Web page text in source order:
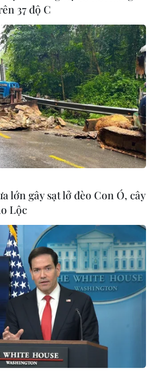
hóa Việt Nam
đã xuất hiện từ năm 1997 tại một số
Bình, Lào Cai, Quảng Nam... Sau
du lịch cộng đồng đã phát triển
quốc.
37 độ C
lớn gây sạt lở đèo Con Ó, cây
Lộc